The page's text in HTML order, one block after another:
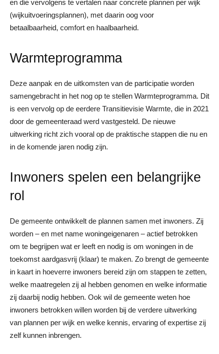
en die vervolgens te vertalen naar concrete plannen per wijk
(wijkuitvoeringsplannen), met daarin oog voor
betaalbaarheid, comfort en haalbaarheid.
Warmteprogramma
Deze aanpak en de uitkomsten van de participatie worden
samengebracht in het nog op te stellen Warmteprogramma. Dit
is een vervolg op de eerdere Transitievisie Warmte, die in 2021
door de gemeenteraad werd vastgesteld. De nieuwe
uitwerking richt zich vooral op de praktische stappen die nu en
in de komende jaren nodig zijn.
Inwoners spelen een belangrijke
rol
De gemeente ontwikkelt de plannen samen met inwoners. Zij
worden – en met name woningeigenaren – actief betrokken
om te begrijpen wat er leeft en nodig is om woningen in de
toekomst aardgasvrij (klaar) te maken. Zo brengt de gemeente
in kaart in hoeverre inwoners bereid zijn om stappen te zetten,
welke maatregelen zij al hebben genomen en welke informatie
zij daarbij nodig hebben. Ook wil de gemeente weten hoe
inwoners betrokken willen worden bij de verdere uitwerking
van plannen per wijk en welke kennis, ervaring of expertise zij
zelf kunnen inbrengen.